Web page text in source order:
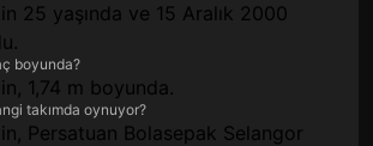
25 yaşında ve 15 Aralık 2000
boyunda?
1,74 m boyunda.
takımda oynuyor?
Persatuan Bolasepak Selangor